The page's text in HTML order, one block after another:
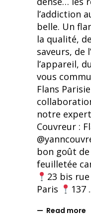
l’addiction
belle. Un
la qualité,
saveurs, de
l’appareil,
vous
Flans
notre
Couvreur :
bon goût
feuilletée
23 bis
Paris
137
Read more